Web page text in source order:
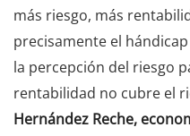
más riesgo, más
precisamente el
la percepción del riesgo
rentabilidad no cubre el
Hernández Reche,